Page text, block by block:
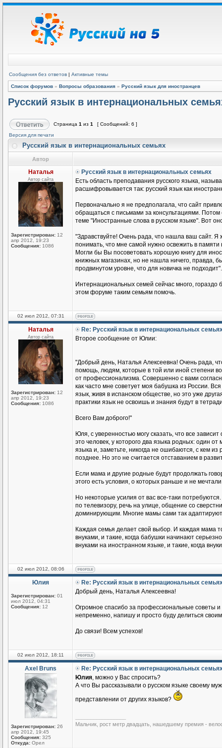
Сообщения без ответов | Активные темы
Список форумов » Вопросы образования » Русский язык для иностранцев
Русский язык в интернациональных
Страница 1 из 1
[ Сообщений: 6 ]
Версия для печати
Русский язык в интернациональных семьях
Автор
Наталья
Автор сайта
Зарегистрирован: 12
апр 2012, 19:23
Сообщения: 1086
Русский язык в интернациональных семьях
Есть область преподавания русского языка,
расшифровывается так: русский язык как
Первоначально я не предполагала, что сайт
обращаться с письмами за консультациями.
теме "Иностранные слова в русском языке". Вот
"Здравствуйте! Очень рада, что нашла ваш сайт. Я
понимать, что мне самой нужно освежить в памяти
Могли бы Вы посоветовать хорошую книгу для
книжных магазинах, но не нашла ничего, правда,
продвинутом уровне, что для новичка не подходит".
Интернациональных семей сейчас много,
этом форуме таким семьям помочь.
02 июл 2012, 07:31
Наталья
Автор сайта
Зарегистрирован: 12
апр 2012, 19:23
Сообщения: 1086
Re: Русский язык в интернациональных
Второе сообщение от Юлии:
"Добрый день, Наталья Алексеевна! Очень рада,
помощь, людям, которые в той или иной степени
от профессионализма. Совершенно с вами
как часто мне советует моя бабушка из России.
язык, живя в испанском обществе, но это уже
практики язык не освоишь и знания будут в
Всего Вам доброго!"
Юля, с уверенностью могу сказать, что все
это человек, у которого два языка родных: один
языка и, заметьте, никогда не ошибаются, с кем из
позднее. Но это не считается отставанием в
Если мама и другие родные будут продолжать
этого есть условия, о которых раньше и не
Но некоторые усилия от вас все-таки
по телевизору, речь на улице, общение со
доминирующим. Многие мамы сами так
Каждая семья делает свой выбор. И каждая мама
внуками, и такие, когда бабушки начинают
внуками на иностранном языке, и такие, когда
02 июл 2012, 08:06
Юлия
Зарегистрирован: 01
июл 2012, 04:31
Сообщения: 12
Re: Русский язык в интернациональных
Добрый день, Наталья Алексеевна!
Огромное спасибо за профессиональные советы
непременно, напишу и просто буду делиться
До связи! Всем успехов!
02 июл 2012, 18:11
Axel Bruns
Зарегистрирован: 26
апр 2012, 19:45
Сообщения: 325
Откуда: Орел
Re: Русский язык в интернациональных
Юлия, можно у Вас спросить?
А что Вы рассказывали о русском языке своему
представлении от других языков?
Мальчик, рост метр двадцать, нашедшему премия -